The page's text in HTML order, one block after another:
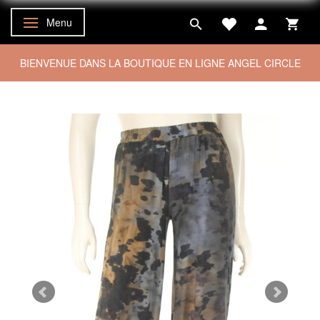
Basculer la navigation
Menu
BIENVENUE DANS LA BOUTIQUE EN LIGNE ANGEL CIRCLE